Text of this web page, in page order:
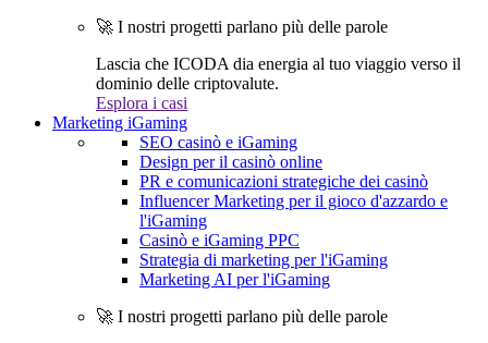
🚀 I nostri progetti parlano più delle parole
Lascia che ICODA dia energia al tuo viaggio verso il
dominio delle criptovalute.
Esplora i casi
Marketing iGaming
SEO casinò e iGaming
Design per il casinò online
PR e comunicazioni strategiche dei casinò
Influencer Marketing per il gioco d'azzardo e
l'iGaming
Casinò e iGaming PPC
Strategia di marketing per l'iGaming
Marketing AI per l'iGaming
🚀 I nostri progetti parlano più delle parole